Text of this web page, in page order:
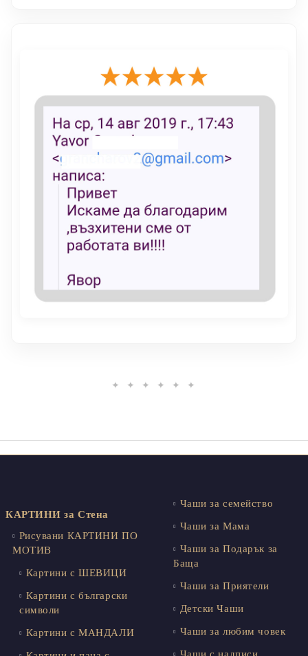
✦ ✦ ✦ ✦ ✦ ✦
КАРТИНИ за Стена
Рисувани КАРТИНИ ПО
МОТИВ
Картини с ШЕВИЦИ
Картини с български
символи
Картини с МАНДАЛИ
Чаши за семейство
Чаши за Мама
Чаши за Подарък за
Баща
Чаши за Приятели
Детски Чаши
Чаши за любим човек